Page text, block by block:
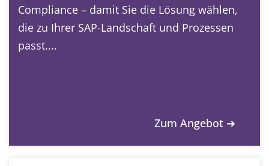
Compliance – damit Sie die Lösung wählen,
die zu Ihrer SAP-Landschaft und Prozessen
passt....
Zum Angebot ➔